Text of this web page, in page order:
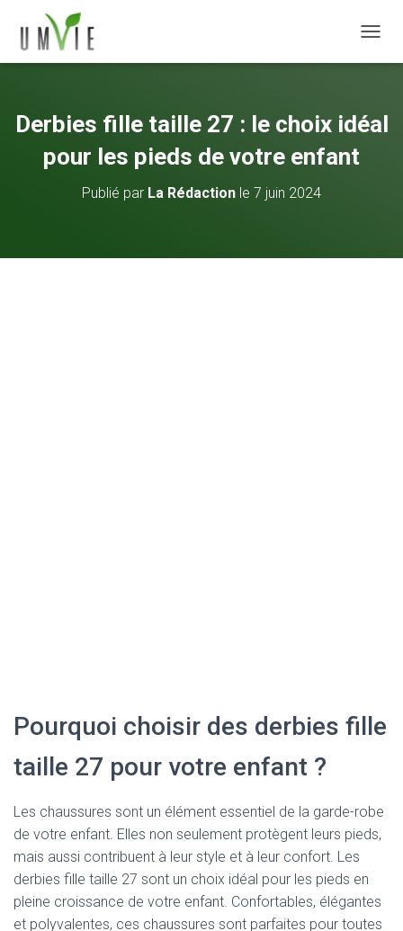
Derbies fille taille 27 : le choix idéal
pour les pieds de votre enfant
Publié par La Rédaction le 7 juin 2024
Pourquoi choisir des derbies fille
taille 27 pour votre enfant ?
Les chaussures sont un élément essentiel de la garde-robe
de votre enfant. Elles non seulement protègent leurs pieds,
mais aussi contribuent à leur style et à leur confort. Les
derbies fille taille 27 sont un choix idéal pour les pieds en
pleine croissance de votre enfant. Confortables, élégantes
et polyvalentes, ces chaussures sont parfaites pour toutes